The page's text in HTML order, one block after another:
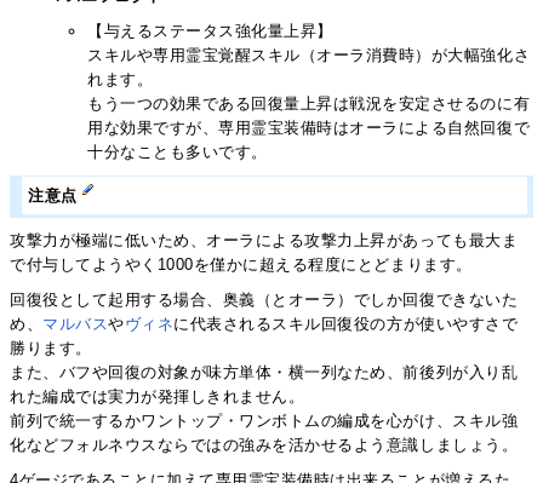
【与えるステータス強化量上昇】
スキルや専用霊宝覚醒スキル（オーラ消費時）が大幅強化さ
れます。
もう一つの効果である回復量上昇は戦況を安定させるのに有
用な効果ですが、専用霊宝装備時はオーラによる自然回復で
十分なことも多いです。
注意点
攻撃力が極端に低いため、オーラによる攻撃力上昇があっても最大ま
で付与してようやく1000を僅かに超える程度にとどまります。
回復役として起用する場合、奥義（とオーラ）でしか回復できないた
め、 マルバスやヴィネに代表されるスキル回復役の方が使いやすさで
勝ります。
また、バフや回復の対象が味方単体・横一列なため、前後列が入り乱
れた編成では実力が発揮しきれません。
前列で統一するかワントップ・ワンボトムの編成を心がけ、スキル強
化などフォルネウスならではの強みを活かせるよう意識しましょう。